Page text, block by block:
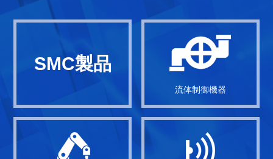
SMC製品
流体制御機器